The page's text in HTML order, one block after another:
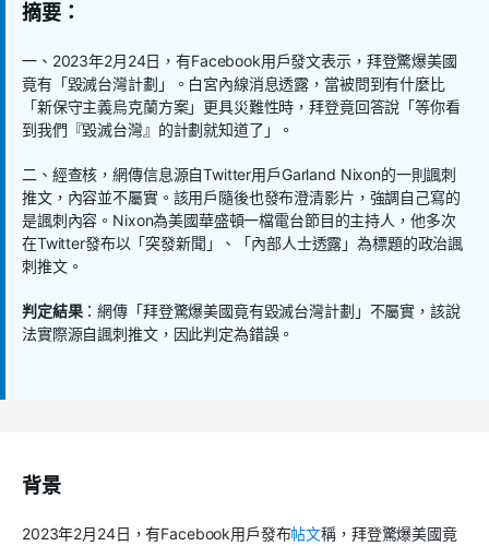
摘要：
一、 2023年2月24日，有Facebook用戶發文表示，拜登驚爆美國
竟有「毀滅台灣計劃」。白宮內線消息透露，當被問到有什麼比
「新保守主義烏克蘭方案」更具災難性時，拜登竟回答說「等你看
到我們『毀滅台灣』的計劃就知道了」。
二、經查核，網傳信息源自Twitter用戶Garland Nixon的一則諷刺
推文，內容並不屬實。該用戶隨後也發布澄清影片，強調自己寫的
是諷刺內容。 Nixon為美國華盛頓一檔電台節目的主持人，他多次
在Twitter發布以「突發新聞」、「內部人士透露」為標題的政治諷
刺推文。
判定結果：網傳「拜登驚爆美國竟有毀滅台灣計劃」不屬實，該說
法實際源自諷刺推文，因此判定為錯誤。
背景
2023年2月24日，有Facebook用戶發布帖文稱，拜登驚爆美國竟